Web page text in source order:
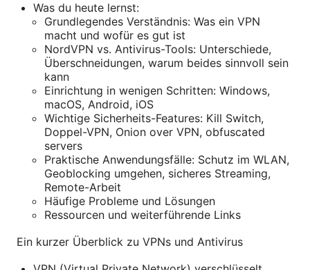
Was du heute lernst:
Grundlegendes Verständnis: Was ein VPN
macht und wofür es gut ist
NordVPN vs. Antivirus-Tools: Unterschiede,
Überschneidungen, warum beides sinnvoll sein
kann
Einrichtung in wenigen Schritten: Windows,
macOS, Android, iOS
Wichtige Sicherheits-Features: Kill Switch,
Doppel-VPN, Onion over VPN, obfuscated
servers
Praktische Anwendungsfälle: Schutz im WLAN,
Geoblocking umgehen, sicheres Streaming,
Remote-Arbeit
Häufige Probleme und Lösungen
Ressourcen und weiterführende Links
Ein kurzer Überblick zu VPNs und Antivirus